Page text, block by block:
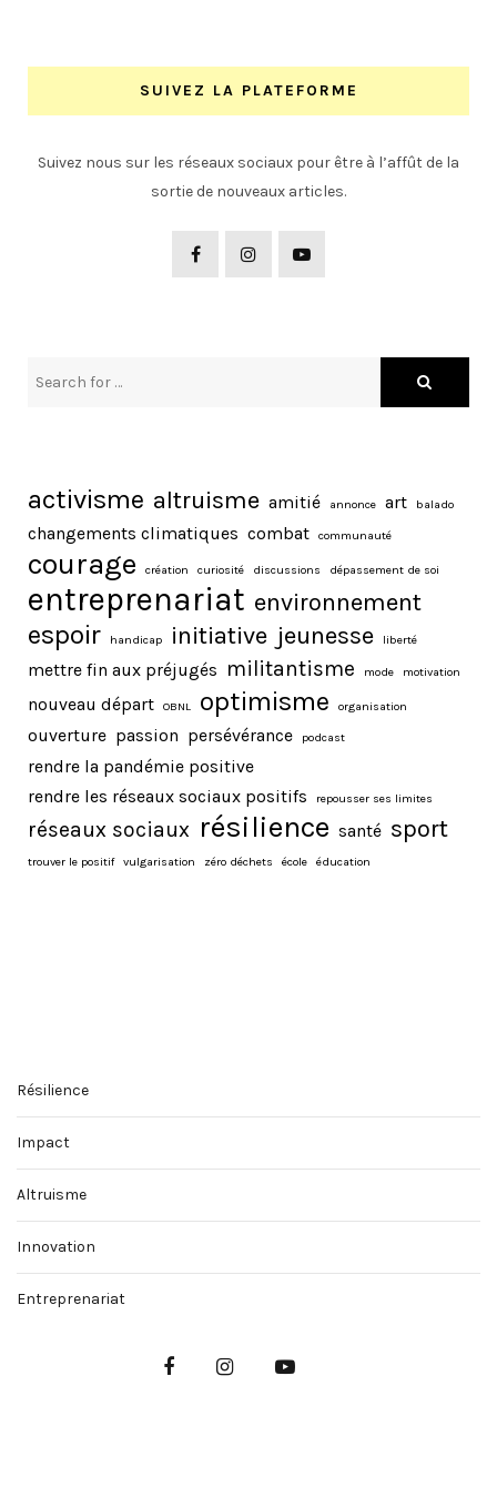
SUIVEZ LA PLATEFORME
Suivez nous sur les réseaux sociaux pour être à l’affût de la
sortie de nouveaux articles.
activisme altruisme amitié annonce art balado
changements climatiques combat communauté
courage création curiosité discussions dépassement de soi
entreprenariat environnement
espoir handicap initiative jeunesse liberté
mettre fin aux préjugés militantisme mode motivation
nouveau départ OBNL optimisme organisation
ouverture passion persévérance podcast
rendre la pandémie positive
rendre les réseaux sociaux positifs
repousser ses limites
réseaux sociaux résilience santé sport
trouver le positif vulgarisation zéro déchets école éducation
Résilience
Impact
Altruisme
Innovation
Entreprenariat